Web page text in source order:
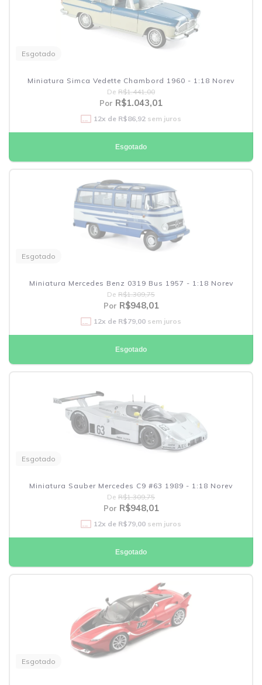
Esgotado
Miniatura Simca Vedette Chambord 1960 - 1:18 Norev
De R$1.441,00
Por R$1.043,01
12x de R$86,92 sem juros
Esgotado
Esgotado
Miniatura Mercedes Benz 0319 Bus 1957 - 1:18 Norev
De R$1.309,75
Por R$948,01
12x de R$79,00 sem juros
Esgotado
Esgotado
Miniatura Sauber Mercedes C9 #63 1989 - 1:18 Norev
De R$1.309,75
Por R$948,01
12x de R$79,00 sem juros
Esgotado
Esgotado